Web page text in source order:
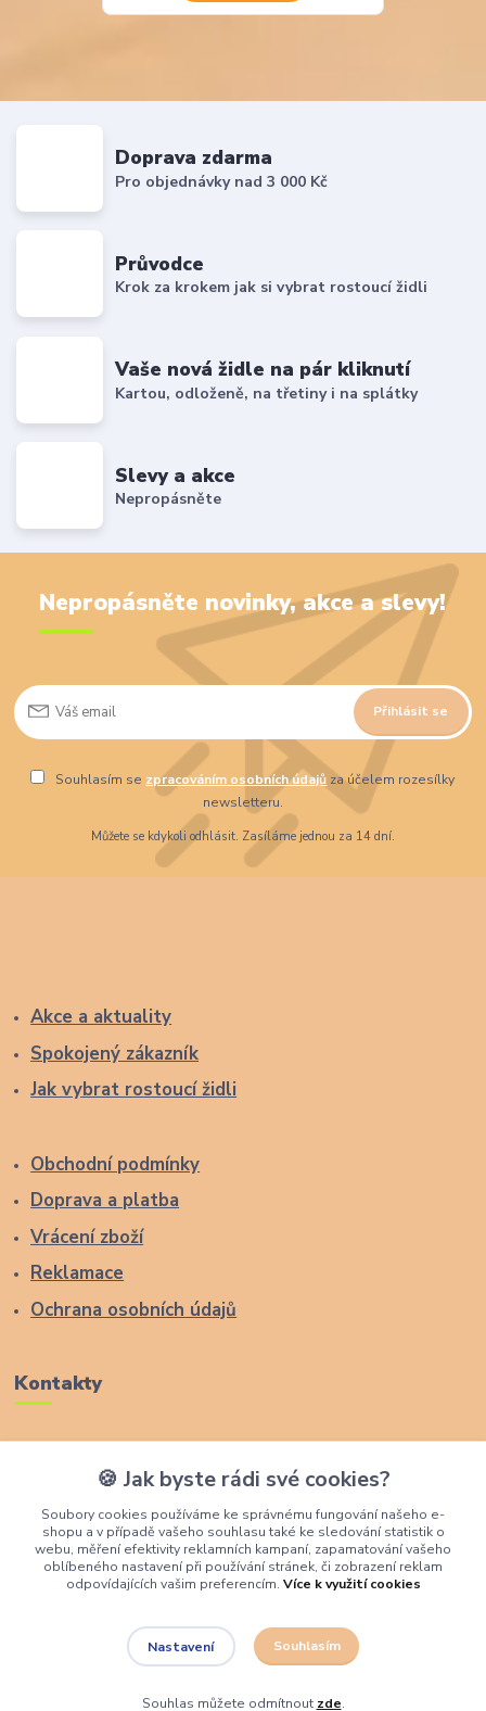
Doprava zdarma
Pro objednávky nad 3 000 Kč
Průvodce
Krok za krokem jak si vybrat rostoucí židli
Vaše nová židle na pár kliknutí
Kartou, odloženě, na třetiny i na splátky
Slevy a akce
Nepropásněte
Nepropásněte novinky, akce a slevy!
Přihlásit se
Souhlasím se zpracováním osobních údajů za účelem rozesílky
newsletteru.
Můžete se kdykoli odhlásit. Zasíláme jednou za 14 dní.
Akce a aktuality
Spokojený zákazník
Jak vybrat rostoucí židli
Obchodní podmínky
Doprava a platba
Vrácení zboží
Reklamace
Ochrana osobních údajů
Kontakty
+420 774 291 043
info@rostouci-zidle.cz
🍪 Jak byste rádi své cookies?
Soubory cookies používáme ke správnému fungování našeho e-
shopu a v případě vašeho souhlasu také ke sledování statistik o
webu, měření efektivity reklamních kampaní, zapamatování vašeho
oblíbeného nastavení při používání stránek, či zobrazení reklam
odpovídajících vašim preferencím. Více k využití cookies
Nastavení Souhlasím
Souhlas můžete odmítnout zde.